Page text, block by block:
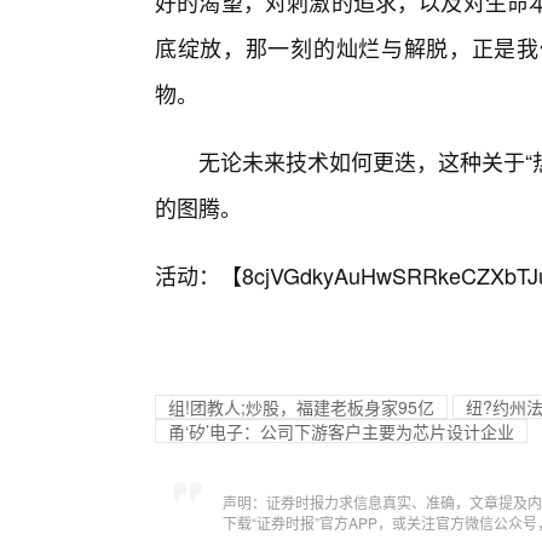
底绽放，那一刻的灿烂与解脱，正是
物。
无论未来技术如何更迭，这种关于
的图腾。
活动：【
组!团教人;炒股，福建老板身家95亿
纽?约州
甬‘矽’电子：公司下游客户主要为芯片设计企业
声明：证券时报力求信息真实、准确，文章提及
下载“证券时报”官方APP，或关注官方微信公众